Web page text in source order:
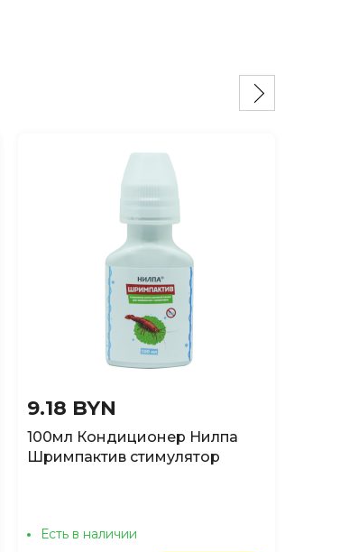
9.18 BYN
100мл Кондиционер Нилпа
Шримпактив стимулятор
Есть в наличии